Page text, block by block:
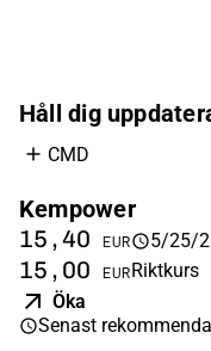
Håll dig
CMD
Kempower
15,40 EUR 5/25/
15,00 EURRiktkurs
Öka
Senast